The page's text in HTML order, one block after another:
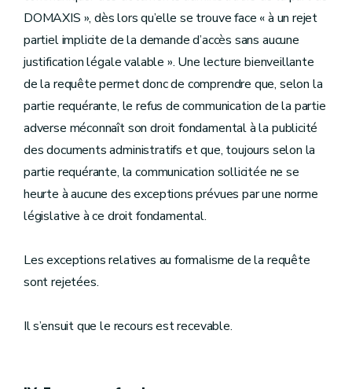
DOMAXIS », dès lors qu’elle se trouve face « à un rejet
partiel implicite de la demande d’accès sans aucune
justification légale valable ». Une lecture bienveillante
de la requête permet donc de comprendre que, selon la
partie requérante, le refus de communication de la partie
adverse méconnaît son droit fondamental à la publicité
des documents administratifs et que, toujours selon la
partie requérante, la communication sollicitée ne se
heurte à aucune des exceptions prévues par une norme
législative à ce droit fondamental.
Les exceptions relatives au formalisme de la requête
sont rejetées.
Il s’ensuit que le recours est recevable.